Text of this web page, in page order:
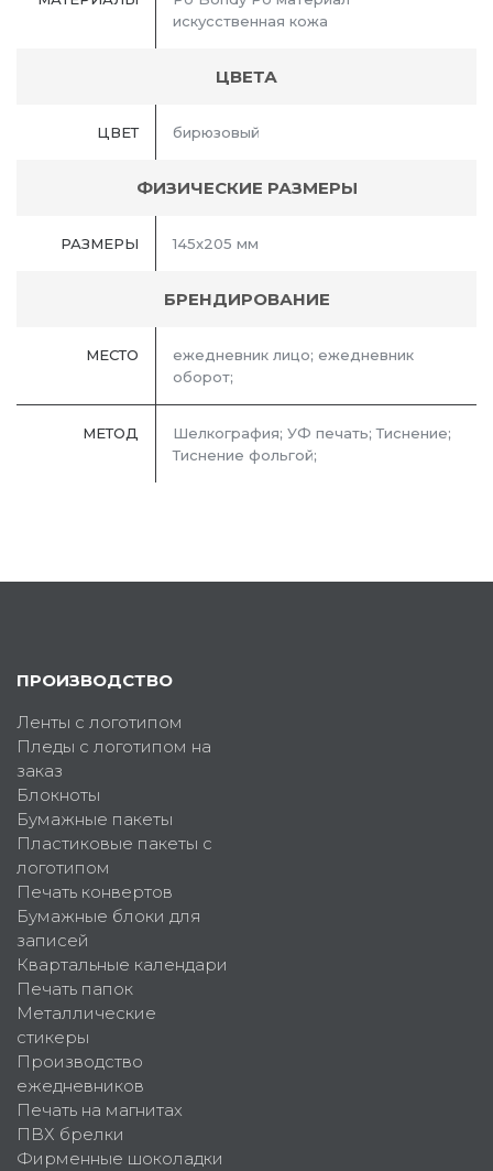
искусственная кожа
ЦВЕТА
ЦВЕТ бирюзовый
ФИЗИЧЕСКИЕ РАЗМЕРЫ
РАЗМЕРЫ 145x205 мм
БРЕНДИРОВАНИЕ
МЕСТО
ежедневник лицо; ежедневник
оборот;
МЕТОД
Шелкография; УФ печать; Тиснение;
Тиснение фольгой;
ПРОИЗВОДСТВО
Ленты с логотипом
Пледы с логотипом на
заказ
Блокноты
Бумажные пакеты
Пластиковые пакеты с
логотипом
Печать конвертов
Бумажные блоки для
записей
Квартальные календари
Печать папок
Металлические
стикеры
Производство
ежедневников
Печать на магнитах
ПВХ брелки
Фирменные шоколадки